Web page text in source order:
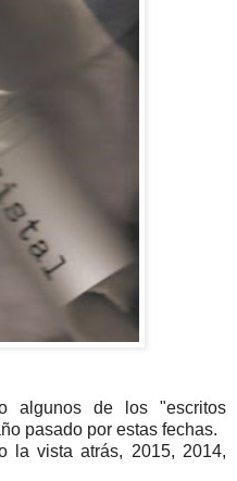
algunos de los "escritos
pasado por estas fechas.
la vista atrás, 2015, 2014,